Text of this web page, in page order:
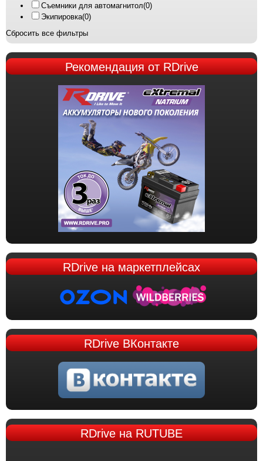
Съемники для автомагнитол(0)
Экипировка(0)
Сбросить все фильтры
Рекомендацияот RDrive
RDriveна маркетплейсах
RDriveВКонтакте
RDriveна RUTUBE